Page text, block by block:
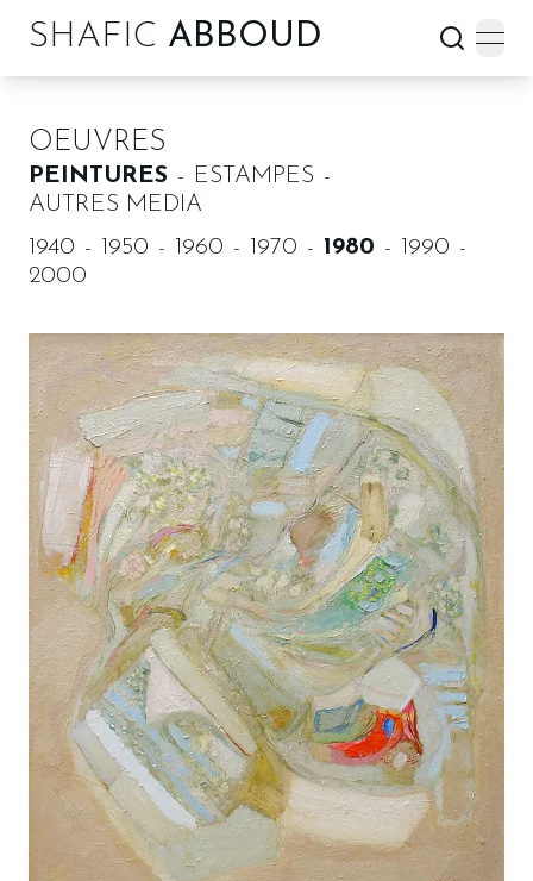
SHAFIC ABBOUD
OEUVRES
PEINTURES
ESTAMPES
AUTRES MEDIA
1940
1950 1960 1970 1980
1990
2000